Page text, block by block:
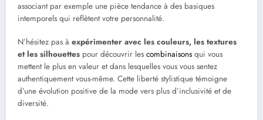
associant par exemple une pièce tendance à des basiques
intemporels qui reflètent votre personnalité.
N’hésitez pas à expérimenter avec les couleurs, les textures
et les silhouettes pour découvrir les combinaisons qui vous
mettent le plus en valeur et dans lesquelles vous vous sentez
authentiquement vous-même. Cette liberté stylistique témoigne
d’une évolution positive de la mode vers plus d’inclusivité et de
diversité.